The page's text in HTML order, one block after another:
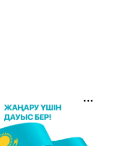
об открытии своей